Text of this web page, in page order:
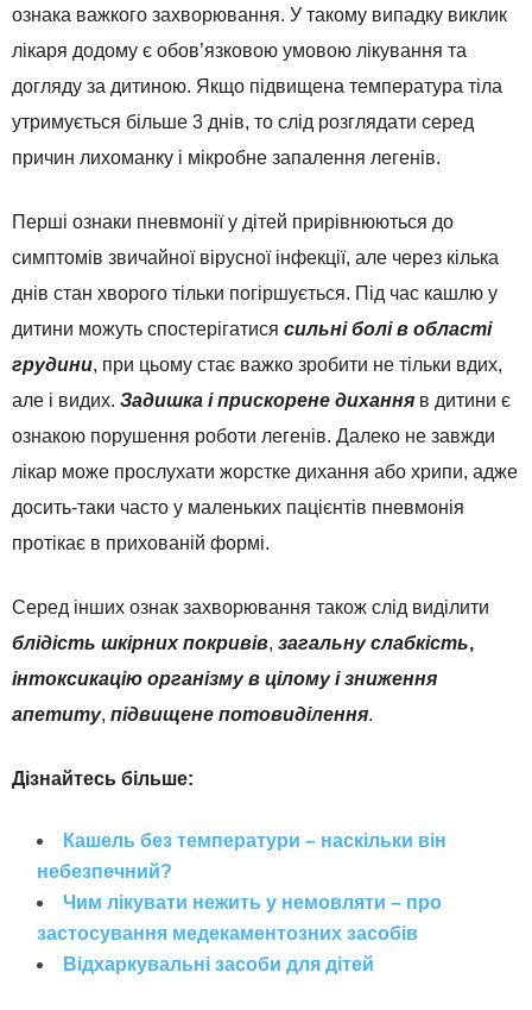
ознака важкого захворювання. У такому випадку виклик
лікаря додому є обов’язковою умовою лікування та
догляду за дитиною. Якщо підвищена температура тіла
утримується більше 3 днів, то слід розглядати серед
причин лихоманку і мікробне запалення легенів.
Перші ознаки пневмонії у дітей прирівнюються до
симптомів звичайної вірусної інфекції, але через кілька
днів стан хворого тільки погіршується. Під час кашлю у
дитини можуть спостерігатися сильні болі в області
грудини, при цьому стає важко зробити не тільки вдих,
але і видих. Задишка і прискорене дихання в дитини є
ознакою порушення роботи легенів. Далеко не завжди
лікар може прослухати жорстке дихання або хрипи, адже
досить-таки часто у маленьких пацієнтів пневмонія
протікає в прихованій формі.
Серед інших ознак захворювання також слід виділити
блідість шкірних покривів, загальну слабкість,
інтоксикацію організму в ціломуі зниження
апетиту, підвищене потовиділення.
Дізнайтесь більше:
Кашель без температури – наскільки він
небезпечний?
Чим лікувати нежить у немовляти – про
застосування медекаментозних засобів
Відхаркувальні засоби для дітей